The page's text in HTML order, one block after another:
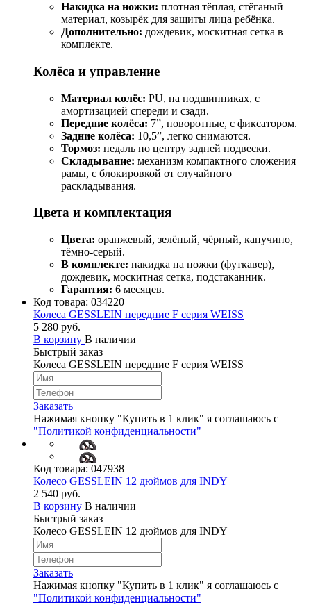
Накидка на ножки: плотная тёплая, стёганый
материал, козырёк для защиты лица ребёнка.
Дополнительно: дождевик, москитная сетка в
комплекте.
Колёса и управление
Материал колёс: PU, на подшипниках, с
амортизацией спереди и сзади.
Передние колёса: 7”, поворотные, с фиксатором.
Задние колёса: 10,5”, легко снимаются.
Тормоз: педаль по центру задней подвески.
Складывание: механизм компактного сложения
рамы, с блокировкой от случайного
раскладывания.
Цвета и комплектация
Цвета: оранжевый, зелёный, чёрный, капучино,
тёмно‑серый.
В комплекте: накидка на ножки (футкавер),
дождевик, москитная сетка, подстаканник.
Гарантия: 6 месяцев.
Код товара: 034220
Колеса GESSLEIN передние F серия WEISS
5 280 руб.
В корзину В наличии
Быстрый заказ
Колеса GESSLEIN передние F серия WEISS
Заказать
Нажимая кнопку "Купить в 1 клик" я соглашаюсь с
"Политикой конфиденциальности"
Код товара: 047938
Колесо GESSLEIN 12 дюймов для INDY
2 540 руб.
В корзину В наличии
Быстрый заказ
Колесо GESSLEIN 12 дюймов для INDY
Заказать
Нажимая кнопку "Купить в 1 клик" я соглашаюсь с
"Политикой конфиденциальности"